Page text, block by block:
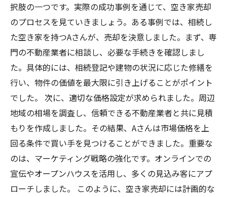
択肢の一つです。実際の成功事例を通じて、空き家売却
のプロセスを見ていきましょう。ある事例では、相続し
た空き家を持つAさんが、売却を決意しました。まず、専
門の不動産業者に相談し、必要な手続きを確認しまし
た。具体的には、相続登記や建物の状況に応じた修繕を
行い、物件の価値を最大限に引き上げることがポイント
でした。 次に、適切な価格設定が求められました。周辺
地域の相場を調査し、信頼できる不動産業者と共に見積
もりを作成しました。その結果、Aさんは市場価格を上
回る条件で買い手を見つけることができました。重要な
のは、マーケティング戦略の強化です。オンラインでの
宣伝やオープンハウスを活用し、多くの見込み客にアプ
ローチしました。 このように、空き家売却には計画的な